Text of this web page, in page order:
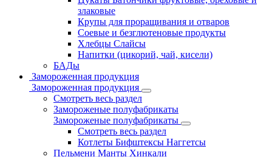
злаковые
Крупы для проращивания и отваров
Соевые и безглютеновые продукты
Хлебцы Слайсы
Напитки (цикорий, чай, кисели)
БАДы
Замороженная продукция
Замороженная продукция
Смотреть весь раздел
Замороженые полуфабрикаты
Замороженые полуфабрикаты
Смотреть весь раздел
Котлеты Бифштексы Наггетсы
Пельмени Манты Хинкали